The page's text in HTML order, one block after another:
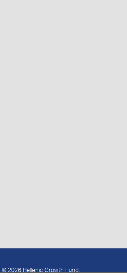
© 2026 Hellenic Growth Fund.